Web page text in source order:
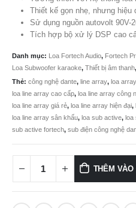
Thiết kế gọn nhẹ, nhưng hiệu
Sử dụng nguồn autovolt 90V-
Tích hợp bộ xử lý DSP cao
Danh mục: Loa Fortech Audio, Fortech
Loa Subwoofer karaoke, Thiết bị âm thanh,
Thẻ: công nghệ dante, line array, loa array
loa line array cao cấp, loa line array công
loa line array giá rẻ, loa line array hiện đại,
loa line array sân khấu, loa sub active, loa
sub active fortech, sub điện công nghệ
THÊM VÀO